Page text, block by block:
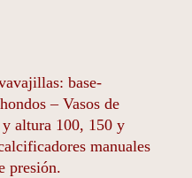
base-
– Vasos de
altura 100, 150 y
manuales
presión.